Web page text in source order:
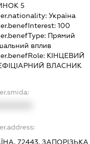
5
Україна
100
Прямий
вплив
КІНЦЕВИЙ
ВЛАСНИК
72443, ЗАПОРІЗЬКА